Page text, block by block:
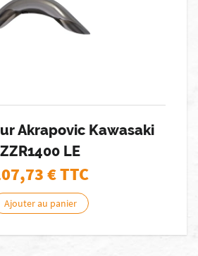
Akrapovic Kawasaki
ZZR1400 LE
€ TTC
Ajouter au panier